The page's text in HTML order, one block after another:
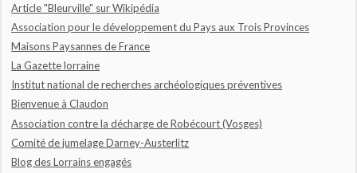
Article "Bleurville" sur Wikipédia
Association pour le développement du Pays aux Trois Provinces
Maisons Paysannes de France
La Gazette lorraine
Institut national de recherches archéologiques préventives
Bienvenue à Claudon
Association contre la décharge de Robécourt (Vosges)
Comité de jumelage Darney-Austerlitz
Blog des Lorrains engagés